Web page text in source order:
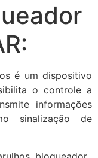
é um dispositivo
o controle a
informações
sinalização de